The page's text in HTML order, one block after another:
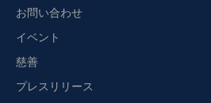
お問い合わせ
イベント
慈善
プレスリリース